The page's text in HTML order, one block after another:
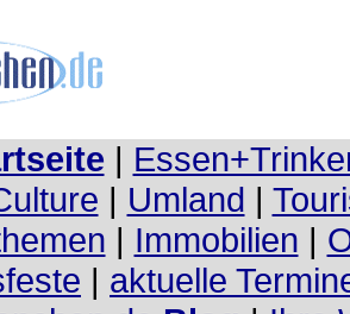
|
| Umland |
| Immobilien |
| aktuelle